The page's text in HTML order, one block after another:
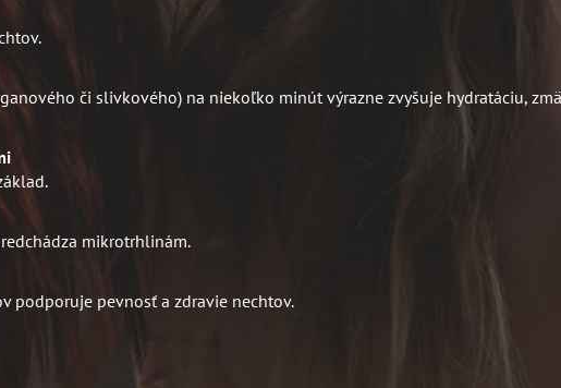
či slivkového) na niekoľko minút výrazne zvyšuje hydratáciu,
mikrotrhlinám.
podporuje pevnosť a zdravie nechtov.